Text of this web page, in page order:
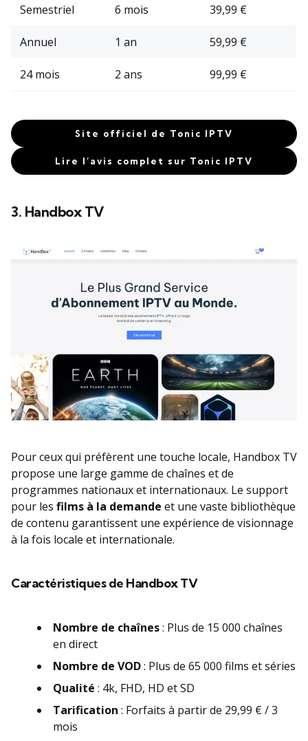
Semestriel 6 mois 39,99 €
Annuel 1 an 59,99 €
24 mois 2 ans 99,99 €
Site officiel de Tonic IPTV
Lire l’avis complet sur Tonic IPTV
3. Handbox TV
Pour ceux qui préfèrent une touche locale, Handbox TV
propose une large gamme de chaînes et de
programmes nationaux et internationaux. Le support
pour les films à la demande et une vaste bibliothèque
de contenu garantissent une expérience de visionnage
à la fois locale et internationale.
Caractéristiques de Handbox TV
Nombre de chaînes: Plus de 15 000 chaînes
en direct
Nombre de VOD: Plus de 65 000 films et séries
Qualité : 4k, FHD, HD et SD
Tarification : Forfaits à partir de 29,99 € / 3
mois